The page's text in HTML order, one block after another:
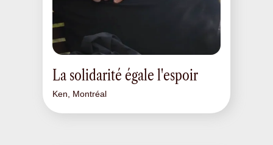
La solidarité égale l'espoir
Ken, Montréal